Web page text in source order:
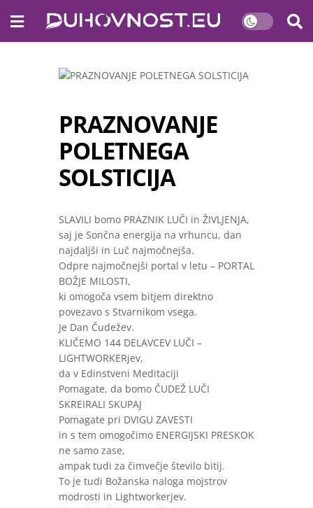
PRAZNOVANJE
POLETNEGA
SOLSTICIJA
SLAVILI bomo PRAZNIK LUČI in ŽIVLJENJA,
saj je Sončna energija na vrhuncu, dan
najdaljši in Luč najmočnejša.
Odpre najmočnejši portal v letu – PORTAL
BOŽJE MILOSTI,
ki omogoča vsem bitjem direktno
povezavo s Stvarnikom vsega.
Je Dan Čudežev.
KLIČEMO 144 DELAVCEV LUČI –
LIGHTWORKERjev,
da v Edinstveni Meditaciji
Pomagate, da bomo ČUDEŽ LUČI
SKREIRALI SKUPAJ
Pomagate pri DVIGU ZAVESTI
in s tem omogočimo ENERGIJSKI PRESKOK
ne samo zase,
ampak tudi za čimvečje število bitij.
To je tudi Božanska naloga mojstrov
modrosti in Lightworkerjev.